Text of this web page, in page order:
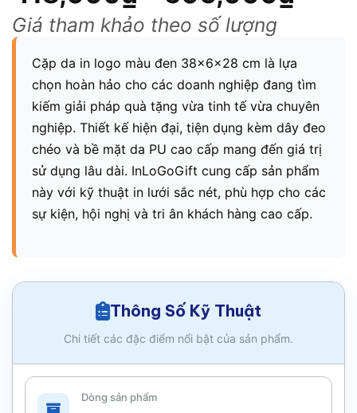
Giá tham khảo theo số lượng
Cặp da in logo màu đen 38x6x28 cm là lựa
chọn hoàn hảo cho các doanh nghiệp đang tìm
kiếm giải pháp quà tặng vừa tinh tế vừa chuyên
nghiệp. Thiết kế hiện đại, tiện dụng kèm dây đeo
chéo và bề mặt da PU cao cấp mang đến giá trị
sử dụng lâu dài. InLoGoGift cung cấp sản phẩm
này với kỹ thuật in lưới sắc nét, phù hợp cho các
sự kiện, hội nghị và tri ân khách hàng cao cấp.
Thông Số Kỹ Thuật
Chi tiết các đặc điểm nổi bật của sản phẩm.
Dòng sản phẩm